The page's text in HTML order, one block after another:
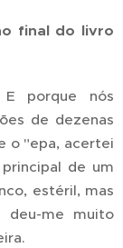
final do livro
E porque nós
de dezenas
o "epa, acertei
de um
estéril, mas
deu-me muito